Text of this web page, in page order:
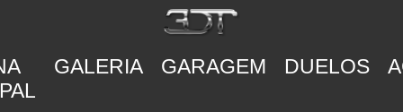
GALERIA GARAGEM DUELOS